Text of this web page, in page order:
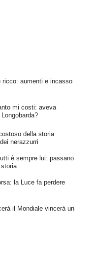
ricco: aumenti e incasso
mi costi: aveva
della storia
nerazzurri
è sempre lui: passano
la Luce fa perdere
il Mondiale vincerà un